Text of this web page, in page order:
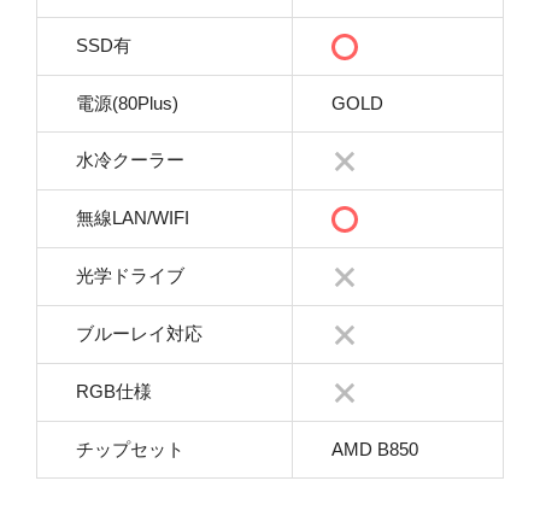
SSD有
電源(80Plus) GOLD
水冷クーラー
無線LAN/WIFI
光学ドライブ
ブルーレイ対応
RGB仕様
チップセット AMD B850